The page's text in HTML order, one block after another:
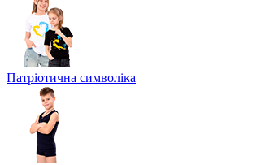
Патріотична символіка